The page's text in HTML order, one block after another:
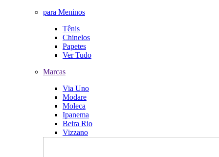
para Meninos
Tênis
Chinelos
Papetes
Ver Tudo
Marcas
Via Uno
Modare
Moleca
Ipanema
Beira Rio
Vizzano